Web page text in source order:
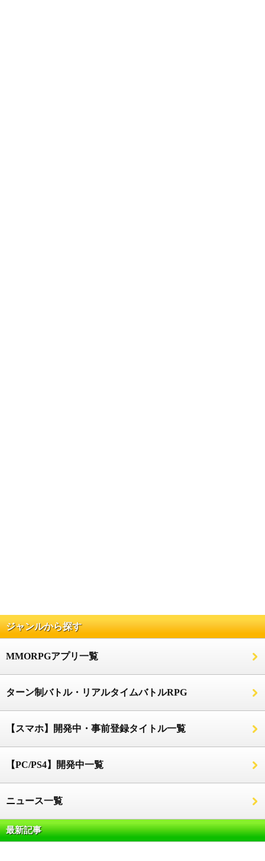
ジャンルから探す
MMORPGアプリ一覧
ターン制バトル・リアルタイムバトルRPG
【スマホ】開発中・事前登録タイトル一覧
【PC/PS4】開発中一覧
ニュース一覧
最新記事